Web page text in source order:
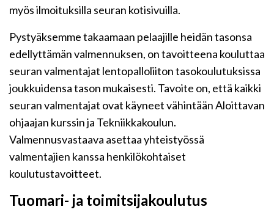
myös ilmoituksilla seuran kotisivuilla.
Pystyäksemme takaamaan pelaajille heidän tasonsa
edellyttämän valmennuksen, on tavoitteena kouluttaa
seuran valmentajat lentopalloliiton tasokoulutuksissa
joukkuidensa tason mukaisesti. Tavoite on, että kaikki
seuran valmentajat ovat käyneet vähintään Aloittavan
ohjaajan kurssin ja Tekniikkakoulun.
Valmennusvastaava asettaa yhteistyössä
valmentajien kanssa henkilökohtaiset
koulutustavoitteet.
Tuomari- ja toimitsijakoulutus